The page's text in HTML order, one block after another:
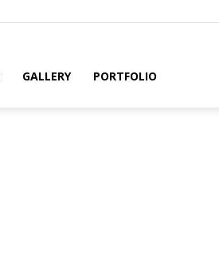
GALLERY PORTFOLIO